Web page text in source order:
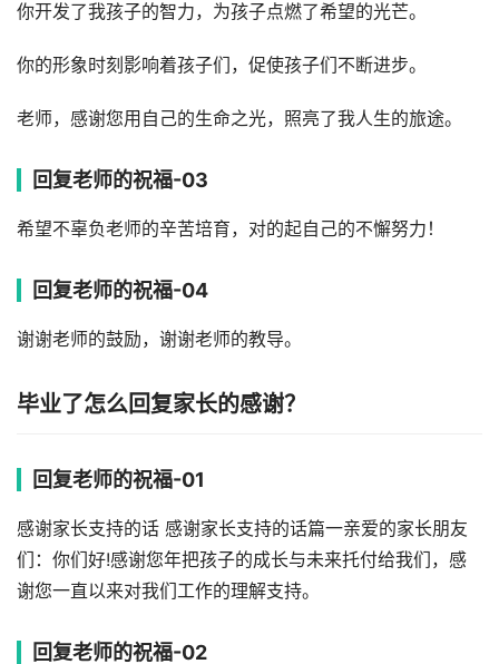
你开发了我孩子的智力，为孩子点燃了希望的光芒。
你的形象时刻影响着孩子们，促使孩子们不断进步。
老师，感谢您用自己的生命之光，照亮了我人生的旅途。
回复老师的祝福-03
希望不辜负老师的辛苦培育，对的起自己的不懈努力！
回复老师的祝福-04
谢谢老师的鼓励，谢谢老师的教导。
毕业了怎么回复家长的感谢？
回复老师的祝福-01
感谢家长支持的话 感谢家长支持的话篇一亲爱的家长朋友
们：你们好!感谢您年把孩子的成长与未来托付给我们，感
谢您一直以来对我们工作的理解支持。
回复老师的祝福-02